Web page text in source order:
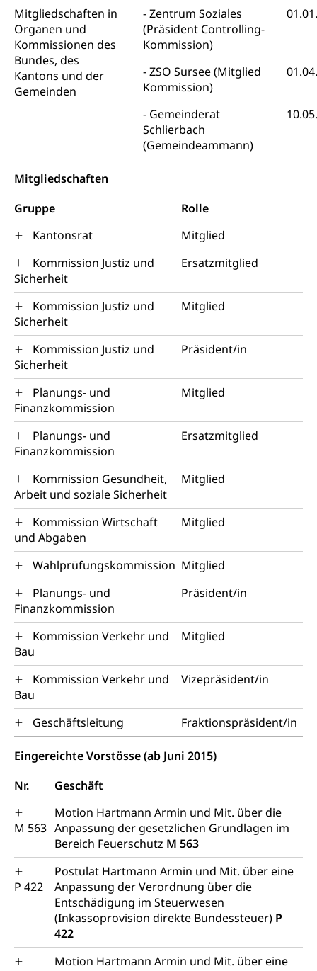
Mitgliedschaften in
Organen und
Kommissionen des
Bundes, des
Kantons und der
Gemeinden
Zentrum Soziales
(Präsident Controlling-
Kommission)
ZSO Sursee (Mitglied
Kommission)
Gemeinderat
Schlierbach
(Gemeindeammann)
Mitgliedschaften
Gruppe
Rolle
Kantonsrat
Mitglied
Kommission Justiz und
Sicherheit
Ersatzmitglied
Kommission Justiz und
Sicherheit
Mitglied
Kommission Justiz und
Sicherheit
Präsident/in
Planungs- und
Finanzkommission
Mitglied
Planungs- und
Finanzkommission
Ersatzmitglied
Kommission Gesundheit,
Arbeit und soziale Sicherheit
Mitglied
Kommission Wirtschaft
und Abgaben
Mitglied
Wahlprüfungskommission Mitglied
Planungs- und
Finanzkommission
Präsident/in
Kommission Verkehr und
Bau
Mitglied
Kommission Verkehr und
Bau
Vizepräsident/in
Geschäftsleitung Fraktionspräsident/in
Eingereichte Vorstösse (ab Juni 2015)
Nr.
Geschäft
M 563
Motion Hartmann Armin und Mit. über die
Anpassung der gesetzlichen Grundlagen im
Bereich Feuerschutz M 563
P 422
Postulat Hartmann Armin und Mit. über eine
Anpassung der Verordnung über die
Entschädigung im Steuerwesen
(Inkassoprovision direkte Bundessteuer) P
422
Motion Hartmann Armin und Mit. über eine
Grundbucheintrag, Grundbuchamt,
Grundeigentum, Grundstück
Grundbuchplan mit Eigentümerabfrage
Luft und Klima
Luftreinhaltung, Luftverschmutzung, Klimaschutz,
Klimaveränderung, Treibhauseffekt
Atmosphäre, Luft, Klima (Geoportal)
Klima
Raumplan, Nutzungsplan
Richtplanung Kanton Luzern (ARE)
Raum und Wirtschaft rawi